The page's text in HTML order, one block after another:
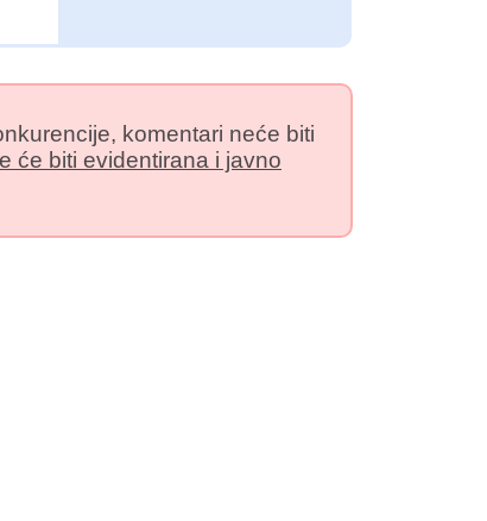
komentari neće biti
će biti evidentirana i javno